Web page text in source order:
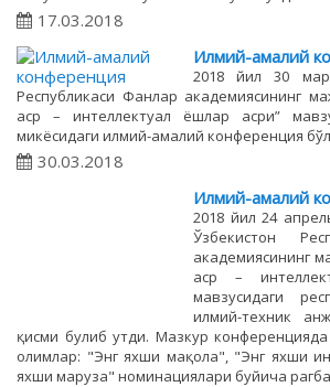
17.03.2018
Илмий-амалий
2018 йил 30
Республикаси Фанлар академиясининг
аср – интеллектуал ёшлар асри”
микёсидаги илмий-амалий конференция
30.03.2018
Илмий-амалий
2018 йил 24
Ўзбекистон
академиясининг
аср –
мавзусидаги
илмий-техник
қисми булиб утди. Мазкур
олимлар: "Энг яхши мақола", "Энг яхши
яхши маруза" номинациялари буйича